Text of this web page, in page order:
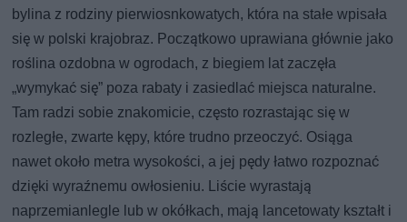
bylina z rodziny pierwiosnkowatych, która na stałe wpisała
się w polski krajobraz. Początkowo uprawiana głównie jako
roślina ozdobna w ogrodach, z biegiem lat zaczęła
„wymykać się” poza rabaty i zasiedlać miejsca naturalne.
Tam radzi sobie znakomicie, często rozrastając się w
rozległe, zwarte kępy, które trudno przeoczyć. Osiąga
nawet około metra wysokości, a jej pędy łatwo rozpoznać
dzięki wyraźnemu owłosieniu. Liście wyrastają
naprzemianlegle lub w okółkach, mają lancetowaty kształt i